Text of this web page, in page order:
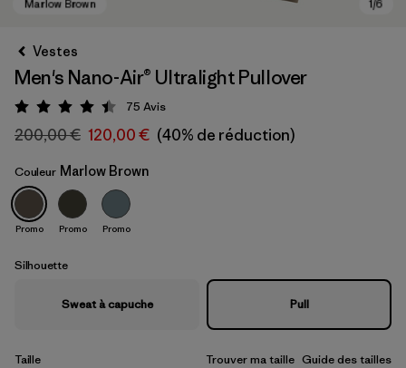
Marlow Brown
Vestes
Men's Nano-Air® Ultralight Pullover
Évaluation: 4.5 / 5
75 Avis
200,00 € 120,00 € (40% de réduction)
Couleur Marlow Brown
Promo Promo Promo
Silhouette
Sweat à capuche Pull
Taille Trouver ma taille Guide des tailles